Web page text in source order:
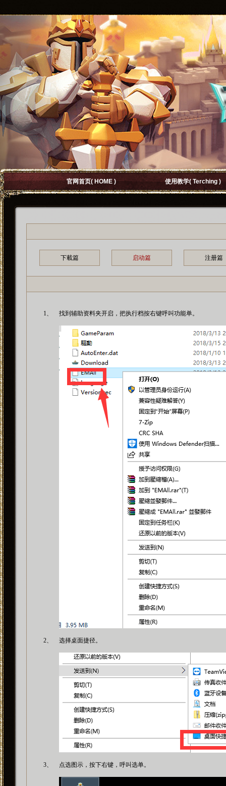
官网首页( HOME ) 使用教学( Terching )
下載篇 启动篇 注册篇
1、 找到辅助资料夹开启，把执行档按右键呼叫功能单。
2、 选择桌面捷径。
3、 点选图示，按下右键，呼叫选单。